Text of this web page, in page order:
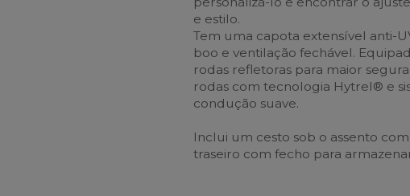
e estilo.
Tem uma capota extensível anti-
boo e ventilação fechável.
rodas refletoras para maior
rodas com tecnologia Hytrel® e
condução suave.
Inclui um cesto sob o assento
traseiro com fecho para